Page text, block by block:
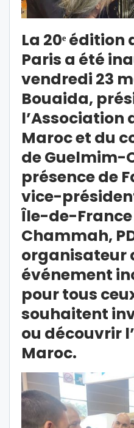
La 20ᵉ édition
Paris a été
vendredi 23
Bouaida,
l’Association
Maroc et du
de Guelmim-
présence de
vice-
Île-de-France
Chammah,
organisateur
événement
pour tous
souhaitent
ou découvrir
Maroc.